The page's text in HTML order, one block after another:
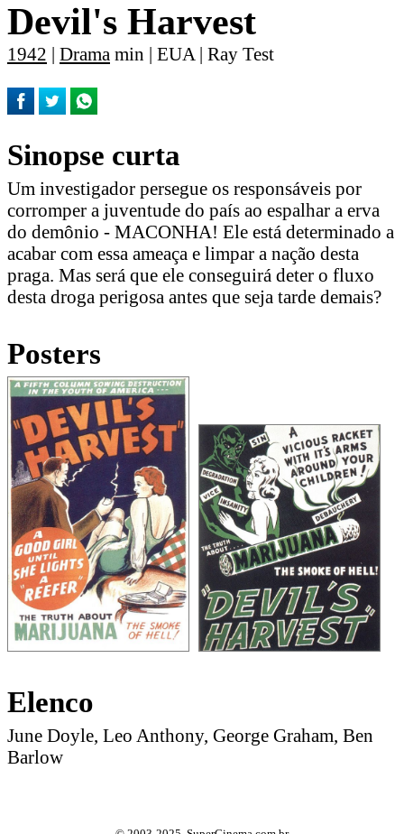
Devil's Harvest
1942 | Drama min | EUA | Ray Test
Sinopse curta
Um investigador persegue os responsáveis por
corromper a juventude do país ao espalhar a erva
do demônio - MACONHA! Ele está determinado a
acabar com essa ameaça e limpar a nação desta
praga. Mas será que ele conseguirá deter o fluxo
desta droga perigosa antes que seja tarde demais?
Posters
Elenco
June Doyle, Leo Anthony, George Graham, Ben
Barlow